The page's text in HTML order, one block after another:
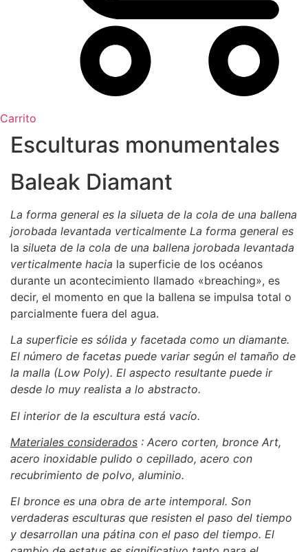
Carrito
Esculturas monumentales
Baleak Diamant
La forma general es la silueta de la cola de una ballena
jorobada levantada verticalmente La forma general es
la silueta de la cola de una ballena jorobada levantada
verticalmente hacia la superficie de los océanos
durante un acontecimiento llamado «breaching», es
decir, el momento en que la ballena se impulsa total o
parcialmente fuera del agua.
La superficie es sólida y facetada como un diamante.
El número de facetas puede variar según el tamaño de
la malla (Low Poly). El aspecto resultante puede ir
desde lo muy realista a lo abstracto.
El interior de la escultura está vacío.
Materiales considerados : Acero corten, bronce Art,
acero inoxidable pulido o cepillado, acero con
recubrimiento de polvo, aluminio.
El bronce es una obra de arte intemporal. Son
verdaderas esculturas que resisten el paso del tiempo
y desarrollan una pátina con el paso del tiempo. El